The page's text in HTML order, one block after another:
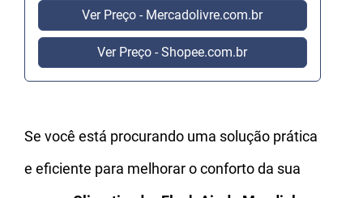
Ver Preço - Mercadolivre.com.br
Ver Preço - Shopee.com.br
Se você está procurando uma solução prática
e eficiente para melhorar o conforto da sua